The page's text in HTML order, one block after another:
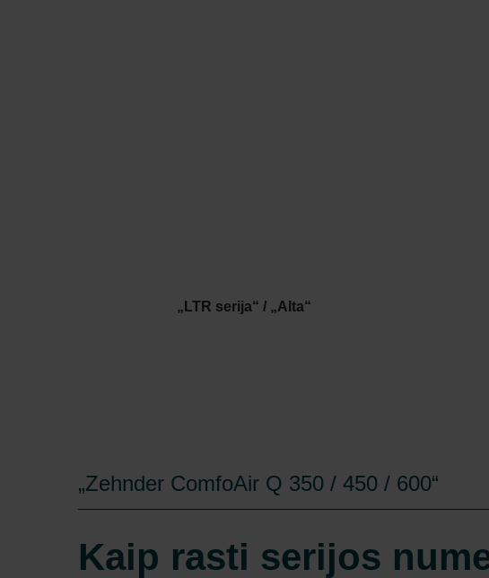
„LTR serija“ / „Alta“
„Zehnder ComfoAir Q 350 / 450 / 600“
Kaip rasti serijos